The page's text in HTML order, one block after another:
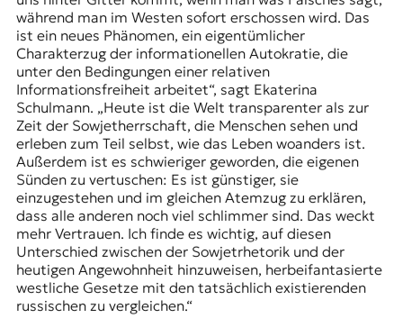
während man im Westen sofort erschossen wird. Das
ist ein neues Phänomen, ein eigentümlicher
Charakterzug der informationellen Autokratie, die
unter den Bedingungen einer relativen
Informationsfreiheit arbeitet“, sagt Ekaterina
Schulmann. „Heute ist die Welt transparenter als zur
Zeit der Sowjetherrschaft, die Menschen sehen und
erleben zum Teil selbst, wie das Leben woanders ist.
Außerdem ist es schwieriger geworden, die eigenen
Sünden zu vertuschen: Es ist günstiger, sie
einzugestehen und im gleichen Atemzug zu erklären,
dass alle anderen noch viel schlimmer sind. Das weckt
mehr Vertrauen. Ich finde es wichtig, auf diesen
Unterschied zwischen der Sowjetrhetorik und der
heutigen Angewohnheit hinzuweisen, herbeifantasierte
westliche Gesetze mit den tatsächlich existierenden
russischen zu vergleichen.“